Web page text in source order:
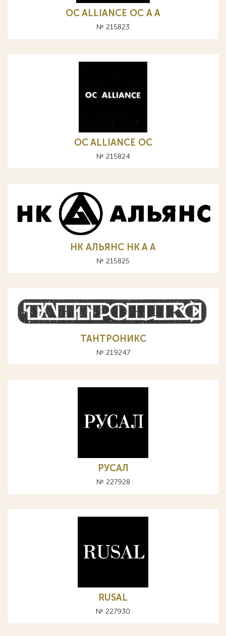
OC ALLIANCE ОС A А
№ 215823
OC ALLIANCE ОС
№ 215824
НК АЛЬЯНС HK A А
№ 215825
ТАНТРОНИКС
№ 219247
РУСАЛ
№ 227928
RUSAL
№ 227930